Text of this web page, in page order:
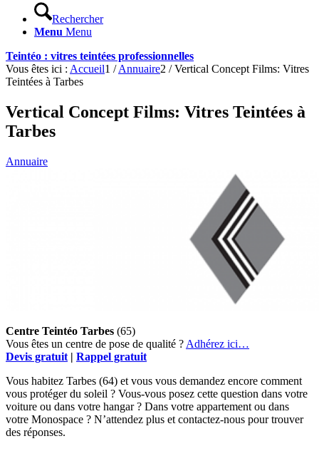
Rechercher
Menu Menu
Teintéo : vitres teintées professionnelles
Vous êtes ici : Accueil1 / Annuaire2 / Vertical Concept Films: Vitres
Teintées à Tarbes
Vertical Concept Films: Vitres Teintées à
Tarbes
Annuaire
Centre Teintéo Tarbes (65)
Vous êtes un centre de pose de qualité ? Adhérez ici…
Devis gratuit | Rappel gratuit
Vous habitez Tarbes (64) et vous vous demandez encore comment
vous protéger du soleil ? Vous-vous posez cette question dans votre
voiture ou dans votre hangar ? Dans votre appartement ou dans
votre Monospace ? N’attendez plus et contactez-nous pour trouver
des réponses.